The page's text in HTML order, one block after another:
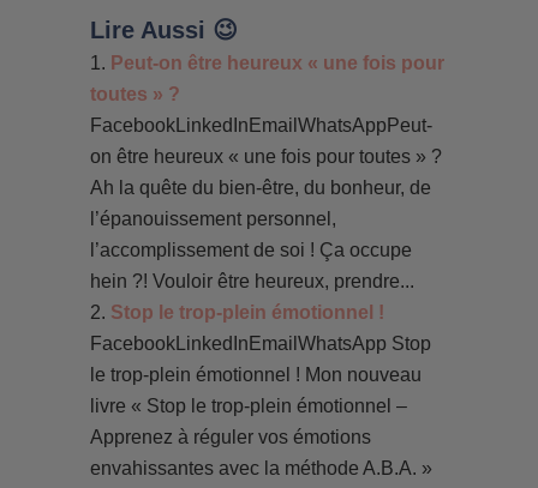
Lire Aussi 😉
Peut-on être heureux « une fois pour
toutes » ?
FacebookLinkedInEmailWhatsAppPeut-
on être heureux « une fois pour toutes » ?
Ah la quête du bien-être, du bonheur, de
l’épanouissement personnel,
l’accomplissement de soi ! Ça occupe
hein ?! Vouloir être heureux, prendre...
Stop le trop-plein émotionnel !
FacebookLinkedInEmailWhatsApp Stop
le trop-plein émotionnel ! Mon nouveau
livre « Stop le trop-plein émotionnel –
Apprenez à réguler vos émotions
envahissantes avec la méthode A.B.A. »